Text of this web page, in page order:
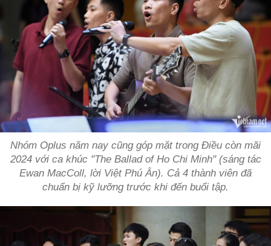
Nhóm Oplus năm nay cũng góp mặt trong Điều còn mãi
2024 với ca khúc "The Ballad of Ho Chi Minh" (sáng tác
Ewan MacColl, lời Việt Phú Ân). Cả 4 thành viên đã
chuẩn bị kỹ lưỡng trước khi đến buổi tập.